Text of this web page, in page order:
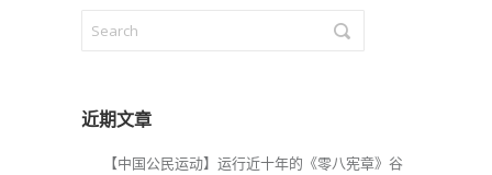
近期文章
【中国公民运动】运行近十年的《零八宪章》谷